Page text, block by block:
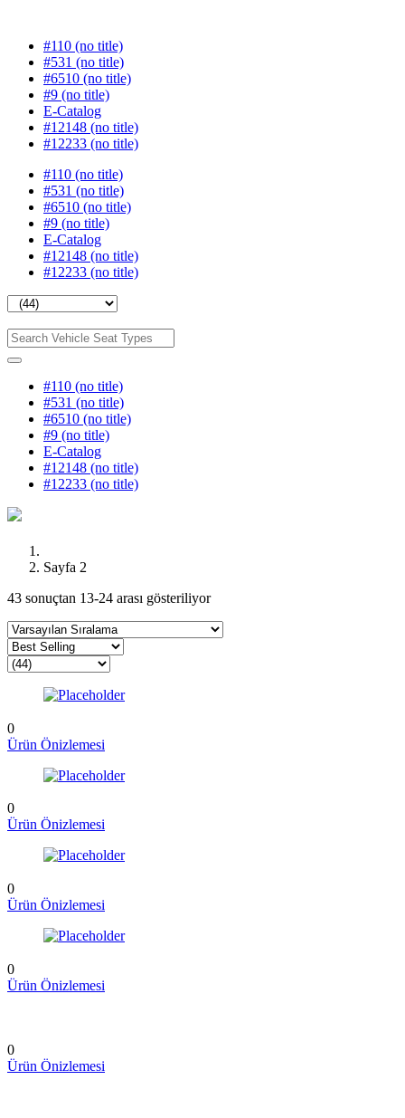
#110 (no title)
#531 (no title)
#6510 (no title)
#9 (no title)
E-Catalog
#12148 (no title)
#12233 (no title)
#110 (no title)
#531 (no title)
#6510 (no title)
#9 (no title)
E-Catalog
#12148 (no title)
#12233 (no title)
#110 (no title)
#531 (no title)
#6510 (no title)
#9 (no title)
E-Catalog
#12148 (no title)
#12233 (no title)
Sayfa 2
43 sonuçtan 13-24 arası gösteriliyor
0
Ürün Önizlemesi
0
Ürün Önizlemesi
0
Ürün Önizlemesi
0
Ürün Önizlemesi
0
Ürün Önizlemesi